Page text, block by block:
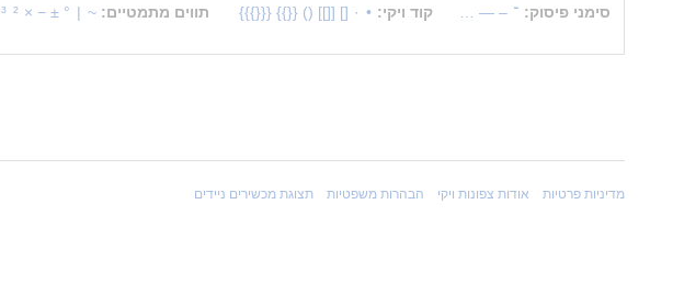
סימני פיסוק: ־ –
— קוד ויקי: •
·
[]
[[]]
()
{{}}
{{{}}} תווים מתמטיים: ~
|
°
±
−
×
²
³
מדיניות פרטיות אודות צפונות ויקי הבהרות משפטיות תצוגת מכשירים ניידים